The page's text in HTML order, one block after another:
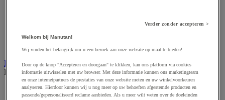
Accessoires voor spijkermachine
Accessoires voor zaag
Elektrische toebehoren en verlichting
Bekijk de hele productgroep
Accessoires voor elektrisch schakelpaneel
Batterij, oplader en kabel
Verder zonder accepteren >
Welkom bij Manutan!
Wij vinden het belangrijk om u een bezoek aan onze website op maat te bieden!
Door op de knop "Accepteren en doorgaan" te klikken, kan ons platform via cookies
informatie uitwisselen met uw browser. Met deze informatie kunnen ons marketingteam
en onze internetpartners de prestaties van onze website meten en uw winkelvoorkeuren
analyseren. Hierdoor kunnen wij u nog meer op uw behoeften afgestemde producten en
passende/gepersonaliseerd reclame aanbieden. Als u meer wilt weten over de doeleinden